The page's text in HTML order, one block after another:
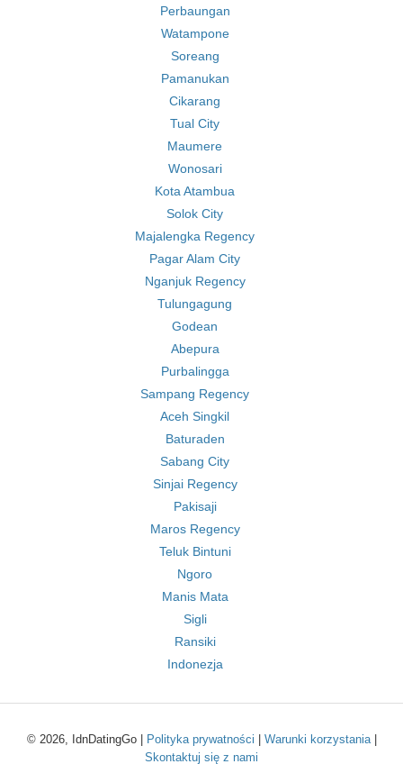
Perbaungan
Watampone
Soreang
Pamanukan
Cikarang
Tual City
Maumere
Wonosari
Kota Atambua
Solok City
Majalengka Regency
Pagar Alam City
Nganjuk Regency
Tulungagung
Godean
Abepura
Purbalingga
Sampang Regency
Aceh Singkil
Baturaden
Sabang City
Sinjai Regency
Pakisaji
Maros Regency
Teluk Bintuni
Ngoro
Manis Mata
Sigli
Ransiki
Indonezja
© 2026, IdnDatingGo | Polityka prywatności Warunki korzystania|
Skontaktuj się z nami